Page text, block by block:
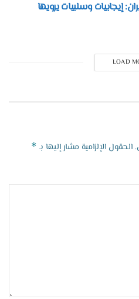
إيجابيات وسلبيات يرويها
LOAD
الحقول الإلزامية مشار إليها بـ*